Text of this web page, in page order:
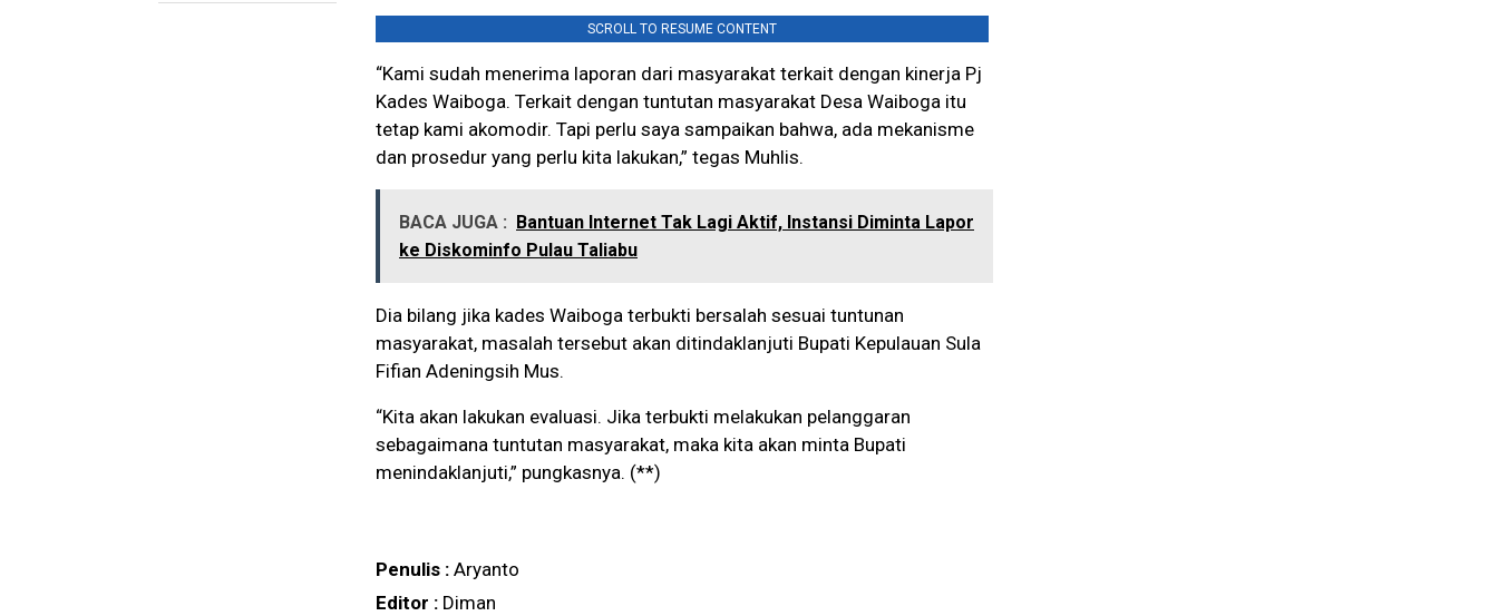
SCROLL TO RESUME CONTENT
“Kami sudah menerima laporan dari masyarakat terkait dengan kinerja Pj
Kades Waiboga. Terkait dengan tuntutan masyarakat Desa Waiboga itu
tetap kami akomodir. Tapi perlu saya sampaikan bahwa, ada mekanisme
dan prosedur yang perlu kita lakukan,” tegas Muhlis.
BACA JUGA : Bantuan Internet Tak Lagi Aktif, Instansi Diminta Lapor
ke Diskominfo Pulau Taliabu
Dia bilang jika kades Waiboga terbukti bersalah sesuai tuntunan
masyarakat, masalah tersebut akan ditindaklanjuti Bupati Kepulauan Sula
Fifian Adeningsih Mus.
“Kita akan lakukan evaluasi. Jika terbukti melakukan pelanggaran
sebagaimana tuntutan masyarakat, maka kita akan minta Bupati
menindaklanjuti,” pungkasnya. (**)
Penulis : Aryanto
Editor : Diman